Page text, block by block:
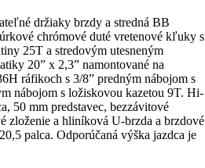
držiaky brzdy a stredná BB
chrómové duté vretenové kľuky s
25T a stredovým utesneným
20” x 2,3” namontované na
ráfikoch s 3/8” predným nábojom s
nábojom s ložiskovou kazetou 9T. Hi-
50 mm predstavec, bezzávitové
zloženie a hliníková U-brzda a brzdové
palca. Odporúčaná výška jazdca je